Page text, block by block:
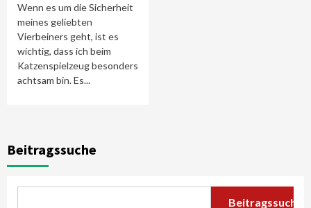
Wenn es um die Sicherheit
meines geliebten
Vierbeiners geht, ist es
wichtig, dass ich beim
Katzenspielzeug besonders
achtsam bin. Es...
Beitragssuche
Beitragssuche